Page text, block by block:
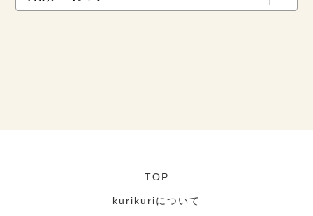
TOP
kurikuriについて